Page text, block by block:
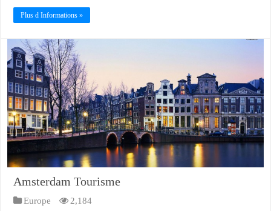
Plus d Informations »
Amsterdam Tourisme
Europe 2,184